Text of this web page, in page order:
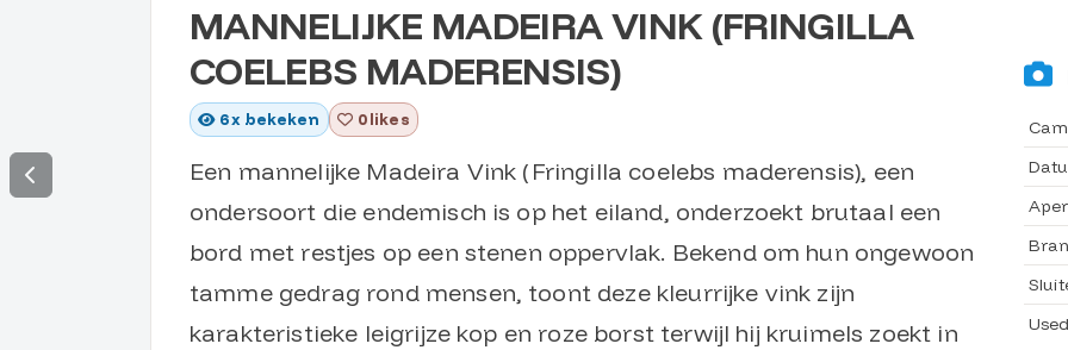
MANNELIJKE MADEIRA VINK (FRINGILLA
COELEBS MADERENSIS)
6x bekeken 0 likes
Een mannelijke Madeira Vink (Fringilla coelebs maderensis), een
ondersoort die endemisch is op het eiland, onderzoekt brutaal een
bord met restjes op een stenen oppervlak. Bekend om hun ongewoon
tamme gedrag rond mensen, toont deze kleurrijke vink zijn
karakteristieke leigrijze kop en roze borst terwijl hij kruimels zoekt in